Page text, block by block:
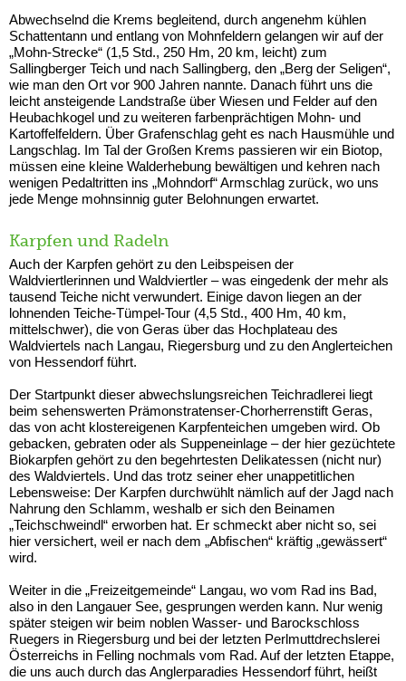
Abwechselnd die Krems begleitend, durch angenehm kühlen
Schattentann und entlang von Mohnfeldern gelangen wir auf der
„Mohn-Strecke“ (1,5 Std., 250 Hm, 20 km, leicht) zum
Sallingberger Teich und nach Sallingberg, den „Berg der Seligen“,
wie man den Ort vor 900 Jahren nannte. Danach führt uns die
leicht ansteigende Landstraße über Wiesen und Felder auf den
Heubachkogel und zu weiteren farbenprächtigen Mohn- und
Kartoffelfeldern. Über Grafenschlag geht es nach Hausmühle und
Langschlag. Im Tal der Großen Krems passieren wir ein Biotop,
müssen eine kleine Walderhebung bewältigen und kehren nach
wenigen Pedaltritten ins „Mohndorf“ Armschlag zurück, wo uns
jede Menge mohnsinnig guter Belohnungen erwartet.
Karpfen und Radeln
Auch der Karpfen gehört zu den Leibspeisen der
Waldviertlerinnen und Waldviertler – was eingedenk der mehr als
tausend Teiche nicht verwundert. Einige davon liegen an der
lohnenden Teiche-Tümpel-Tour (4,5 Std., 400 Hm, 40 km,
mittelschwer), die von Geras über das Hochplateau des
Waldviertels nach Langau, Riegersburg und zu den Anglerteichen
von Hessendorf führt.
Der Startpunkt dieser abwechslungsreichen Teichradlerei liegt
beim sehenswerten Prämonstratenser-Chorherrenstift Geras,
das von acht klostereigenen Karpfenteichen umgeben wird. Ob
gebacken, gebraten oder als Suppeneinlage – der hier gezüchtete
Biokarpfen gehört zu den begehrtesten Delikatessen (nicht nur)
des Waldviertels. Und das trotz seiner eher unappetitlichen
Lebensweise: Der Karpfen durchwühlt nämlich auf der Jagd nach
Nahrung den Schlamm, weshalb er sich den Beinamen
„Teichschweindl“ erworben hat. Er schmeckt aber nicht so, sei
hier versichert, weil er nach dem „Abfischen“ kräftig „gewässert“
wird.
Weiter in die „Freizeitgemeinde“ Langau, wo vom Rad ins Bad,
also in den Langauer See, gesprungen werden kann. Nur wenig
später steigen wir beim noblen Wasser- und Barockschloss
Ruegers in Riegersburg und bei der letzten Perlmuttdrechslerei
Österreichs in Felling nochmals vom Rad. Auf der letzten Etappe,
die uns auch durch das Anglerparadies Hessendorf führt, heißt